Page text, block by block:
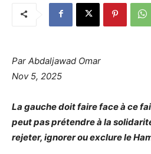
Par Abdaljawad Omar
Nov 5, 2025
La gauche doit faire face à ce
peut pas prétendre à la
rejeter, ignorer ou exclure le